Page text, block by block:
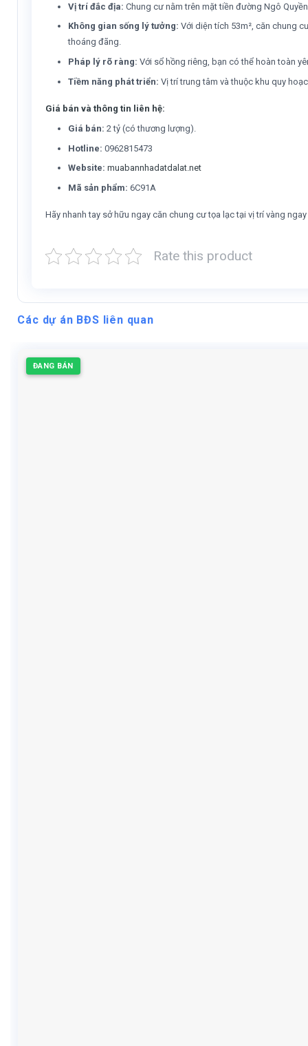
Vị trí đắc địa: Chung cư nằm trên mặt tiền đường Ngô
Không gian sống lý tưởng: Với diện tích 53m², căn chung
thoáng đãng.
Pháp lý rõ ràng: Với sổ hồng riêng, bạn có thể hoàn toàn
Tiềm năng phát triển: Vị trí trung tâm và thuộc khu quy
Giá bán và thông tin liên hệ:
Giá bán: 2 tỷ (có thương lượng).
Hotline: 0962815473
Website: muabannhadatdalat.net
Mã sản phẩm: 6C91A
Hãy nhanh tay sở hữu ngay căn chung cư tọa lạc tại vị trí vàng
Rate this product
Các dự án BĐS liên quan
ĐANG BÁN